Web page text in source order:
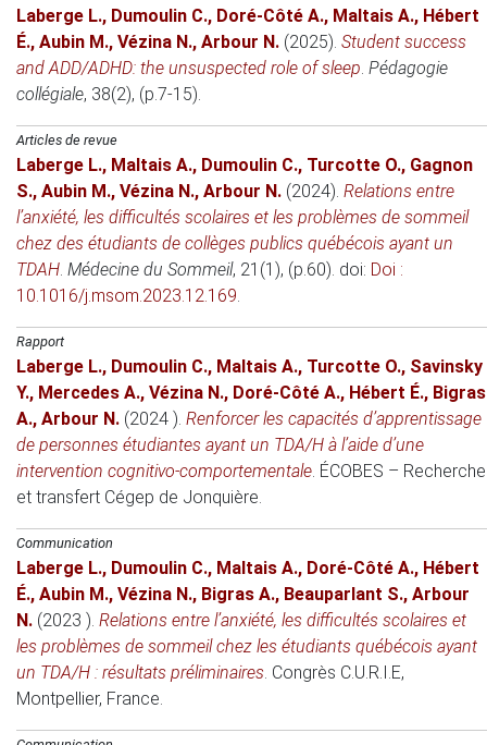
Laberge L., Dumoulin C., Doré-Côté A., Maltais A., Hébert
É., Aubin M., Vézina N., Arbour N. (2025). Student success
and ADD/ADHD: the unsuspected role of sleep. Pédagogie
collégiale, 38(2), (p.7-15).
Articles de revue
Laberge L., Maltais A., Dumoulin C., Turcotte O., Gagnon
S., Aubin M., Vézina N., Arbour N. (2024). Relations entre
l’anxiété, les difficultés scolaires et les problèmes de sommeil
chez des étudiants de collèges publics québécois ayant un
TDAH. Médecine du Sommeil, 21(1), (p.60). doi: Doi :
10.1016/j.msom.2023.12.169.
Rapport
Laberge L., Dumoulin C., Maltais A., Turcotte O., Savinsky
Y., Mercedes A., Vézina N., Doré-Côté A., Hébert É., Bigras
A., Arbour N. (2024 ). Renforcer les capacités d’apprentissage
de personnes étudiantes ayant un TDA/H à l’aide d’une
intervention cognitivo-comportementale. ÉCOBES – Recherche
et transfert Cégep de Jonquière.
Communication
Laberge L., Dumoulin C., Maltais A., Doré-Côté A., Hébert
É., Aubin M., Vézina N., Bigras A., Beauparlant S., Arbour
N. (2023 ). Relations entre l’anxiété, les difficultés scolaires et
les problèmes de sommeil chez les étudiants québécois ayant
un TDA/H : résultats préliminaires. Congrès C.U.R.I.E,
Montpellier, France.